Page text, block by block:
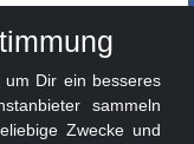
um Dir ein besseres
sammeln
Zwecke und